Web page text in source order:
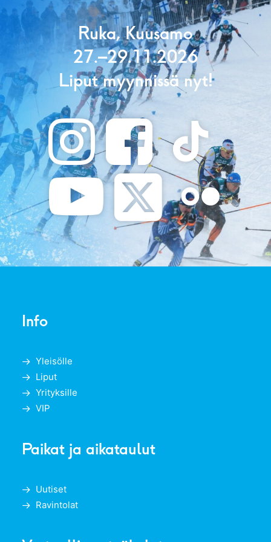
Ruka, Kuusamo
27.–29.11.2026
Liput myynnissä nyt!
Info
Yleisölle
Liput
Yrityksille
VIP
Paikat ja aikataulut
Uutiset
Ravintolat